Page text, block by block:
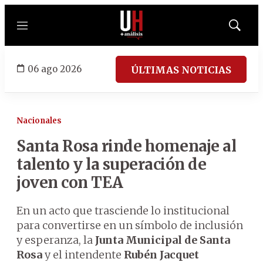
Menú
Mostrar
06 ago 2026 ÚLTIMAS NOTICIAS
Nacionales
Santa Rosa rinde homenaje al
talento y la superación de
joven con TEA
En un acto que trasciende lo institucional
para convertirse en un símbolo de inclusión
y esperanza, la Junta Municipal de Santa
Rosay el intendente Rubén Jacquet